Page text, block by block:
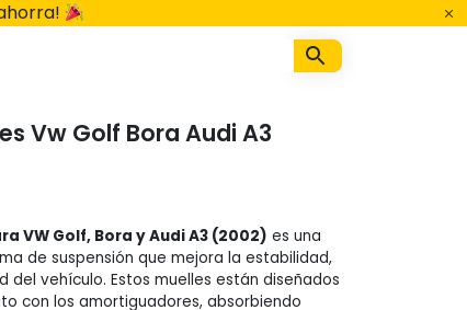
Vw Golf Bora Audi A3
VW Golf, Bora y Audi A3 (2002) es una
de suspensión que mejora la estabilidad,
del vehículo. Estos muelles están diseñados
con los amortiguadores, absorbiendo